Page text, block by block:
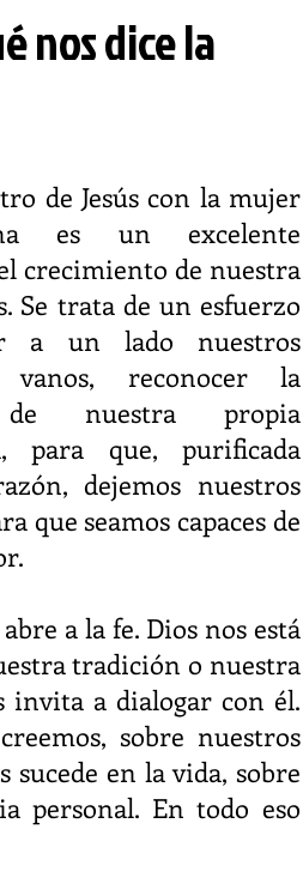
nos dice la
de Jesús con la mujer
es un excelente
crecimiento de nuestra
Se trata de un esfuerzo
a un lado nuestros
vanos, reconocer la
nuestra propia
para que, purificada
dejemos nuestros
que seamos capaces de
a la fe. Dios nos está
tradición o nuestra
invita a dialogar con él.
sobre nuestros
sucede en la vida, sobre
personal. En todo eso